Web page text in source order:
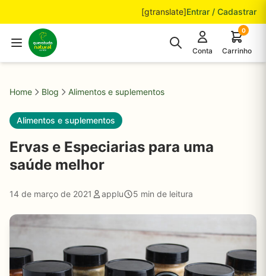
[gtranslate]Entrar / Cadastrar
Conta
0
Carrinho
Home Blog Alimentos e suplementos
Alimentos e suplementos
Ervas e Especiarias para uma
saúde melhor
14 de março de 2021 applu 5 min de leitura